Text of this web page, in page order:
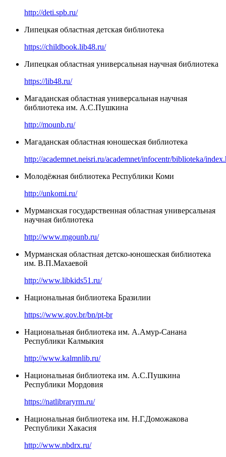
http://deti.spb.ru/
Липецкая областная детская библиотека
https://childbook.lib48.ru/
Липецкая областная универсальная научная библиотека
https://lib48.ru/
Магаданская областная универсальная научная
библиотека им. А.С.Пушкина
http://mounb.ru/
Магаданская областная юношеская библиотека
http://academnet.neisri.ru/academnet/infocentr/biblioteka/
Молодёжная библиотека Республики Коми
http://unkomi.ru/
Мурманская государственная областная универсальная
научная библиотека
http://www.mgounb.ru/
Мурманская областная детско-юношеская библиотека
им. В.П.Махаевой
http://www.libkids51.ru/
Национальная библиотека Бразилии
https://www.gov.br/bn/pt-br
Национальная библиотека им. А.Амур-Санана
Республики Калмыкия
http://www.kalmnlib.ru/
Национальная библиотека им. А.С.Пушкина
Республики Мордовия
https://natlibraryrm.ru/
Национальная библиотека им. Н.Г.Доможакова
Республики Хакасия
http://www.nbdrx.ru/